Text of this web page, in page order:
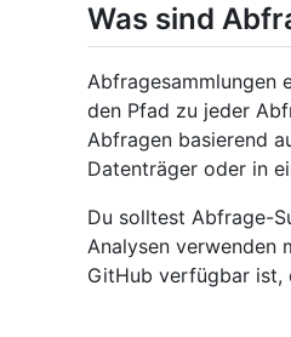
Was sind
Abfragesammlungen
den Pfad zu jeder
Abfragen basierend
Datenträger oder in
Du solltest Abfrage-
Analysen verwenden
GitHub verfügbar ist,